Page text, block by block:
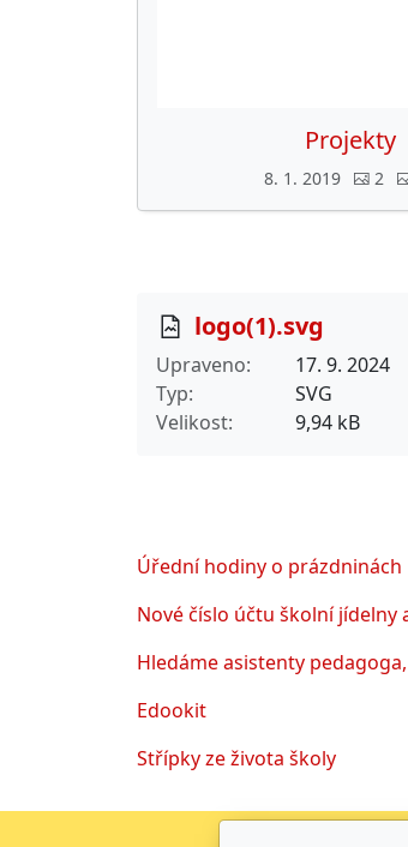
Projekty
8. 1. 2019 2
logo(1).svg
Upraveno
17. 9. 2024
Typ
SVG
Velikost
9,94 kB
Úřední hodiny o prázdninách
Nové číslo účtu školní jídelny
Hledáme asistenty
Edookit
Střípky ze života školy